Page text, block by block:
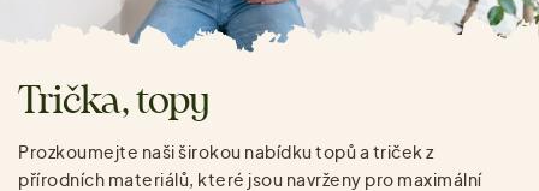
Trička, topy
Prozkoumejte naši širokou nabídku topů a triček z
přírodních materiálů, které jsou navrženy pro maximální